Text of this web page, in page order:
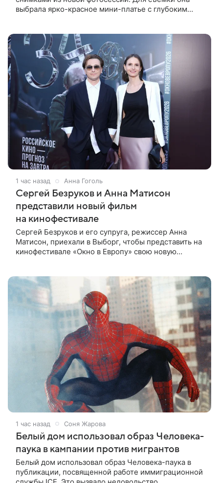
выбрала ярко-красное мини-платье с глубоким
1 час назад Анна Гоголь
Сергей Безруков и Анна Матисон
представили новый фильм
на кинофестивале
Сергей Безруков и его супруга, режиссер Анна
Матисон, приехали в Выборг, чтобы представить на
кинофестивале «Окно в Европу» свою новую
1 час назад Соня Жарова
Белый дом использовал образ Человека-
паука в кампании против мигрантов
Белый дом использовал образ Человека-паука в
публикации, посвященной работе иммиграционной